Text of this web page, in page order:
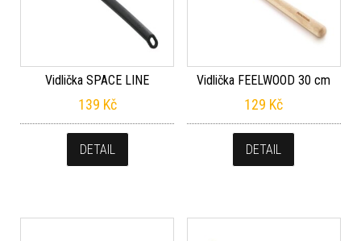
Vidlička SPACE LINE
139 Kč
DETAIL
Vidlička FEELWOOD 30 cm
129 Kč
DETAIL